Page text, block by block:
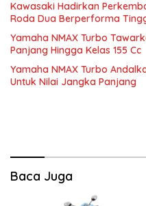
Kawasaki Hadirkan
Roda Dua Berperforma
Yamaha NMAX Turbo
Panjang Hingga Kelas 155 Cc
Yamaha NMAX Turbo
Untuk Nilai Jangka Panjang
Baca Juga